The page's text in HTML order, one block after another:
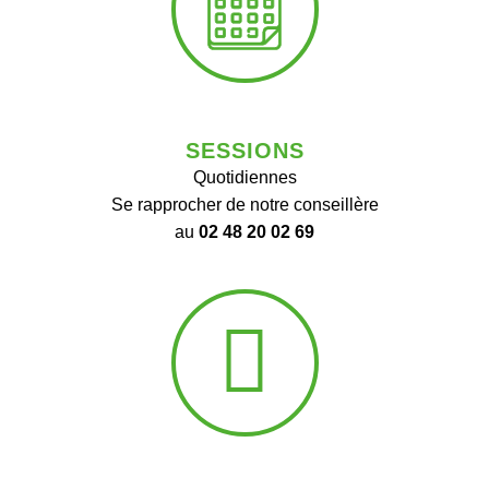
SESSIONS
Quotidiennes
Se rapprocher de notre conseillère
au 02 48 20 02 69